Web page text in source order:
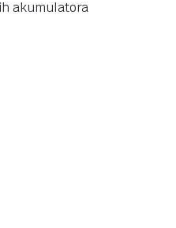
akumulatora